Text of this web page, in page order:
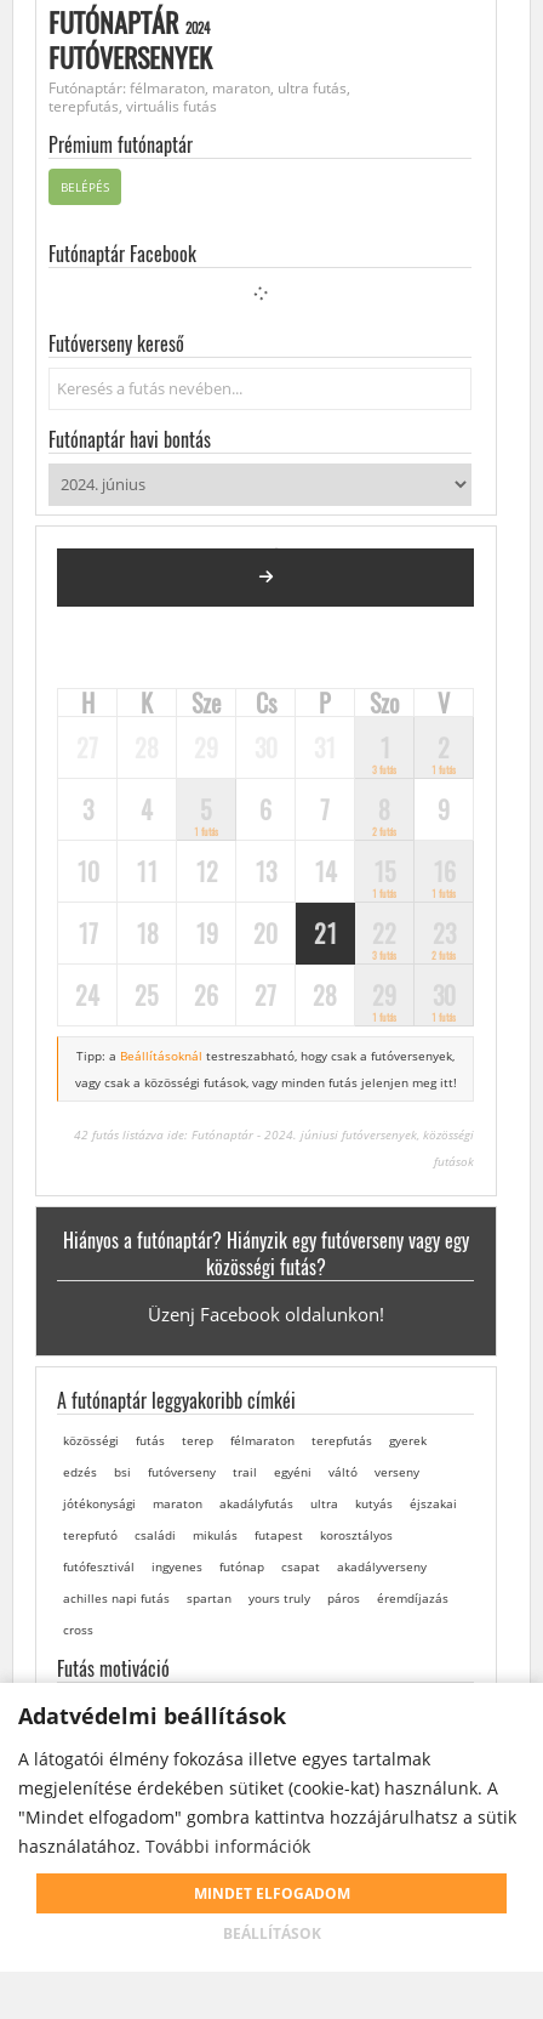
Adatvédelmi beállítások
A látogatói élmény fokozása illetve egyes tartalmak
megjelenítése érdekében sütiket (cookie-kat) használunk. A
"Mindet elfogadom" gombra kattintva hozzájárulhatsz a sütik
használatához. További információk
BEÁLLÍTÁSOK
MINDET ELFOGADOM
FUTÓNAPTÁR 2024
FUTÓVERSENYEK
Futónaptár: félmaraton, maraton, ultra futás,
terepfutás, virtuális futás
Prémium futónaptár
BELÉPÉS
Futónaptár Facebook
Futóverseny kereső
Keresés...
Futónaptár havi bontás
H K Sze Cs P Szo
V
3 futás 1 futás
3 4
1 futás
6 7
2 futás
9
10
11 12 13 14
1 futás 1 futás
17 18 19 20 21
3 futás 2 futás
24 25 26 27 28
1 futás 1 futás
Tipp: a Beállításoknál testreszabható, hogy csak a futóversenyek,
vagy csak a közösségi futások, vagy minden futás jelenjen meg itt!
42 futás listázva ide: Futónaptár - 2024. júniusi futóversenyek, közösségi
futások
Hiányos a futónaptár? Hiányzik egy futóverseny vagy egy
közösségi futás?
Üzenj Facebook oldalunkon!
A futónaptár leggyakoribb címkéi
közösségi futás terep félmaraton terepfutás
gyerek
edzés
bsi futóverseny trail egyéni váltó
verseny
jótékonysági
maraton akadályfutás ultra kutyás
éjszakai
terepfutó
családi mikulás futapest
korosztályos
futófesztivál
ingyenes futónap csapat
akadályverseny
achilles napi futás
spartan yours truly páros
éremdíjazás
cross
Futás motiváció
Adatvédelmi beállítások
A látogatói élmény fokozása illetve egyes tartalmak
megjelenítése érdekében sütiket (cookie-kat) használunk. A
"Mindet elfogadom" gombra kattintva hozzájárulhatsz a sütik
használatához. További információk
BEÁLLÍTÁSOK
MINDET ELFOGADOM
teljesebb körű szolgáltatást nyújthassunk.
ELFOGADOM